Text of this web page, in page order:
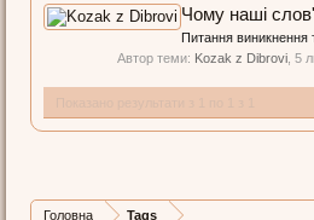
Чому наші
Питання виникнення
Автор теми: Kozak z Dibrovi 5
Головна Tags